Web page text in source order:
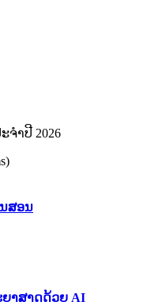
ຳປີ 2026
ສອນ
າສາດດ້ວຍ AI